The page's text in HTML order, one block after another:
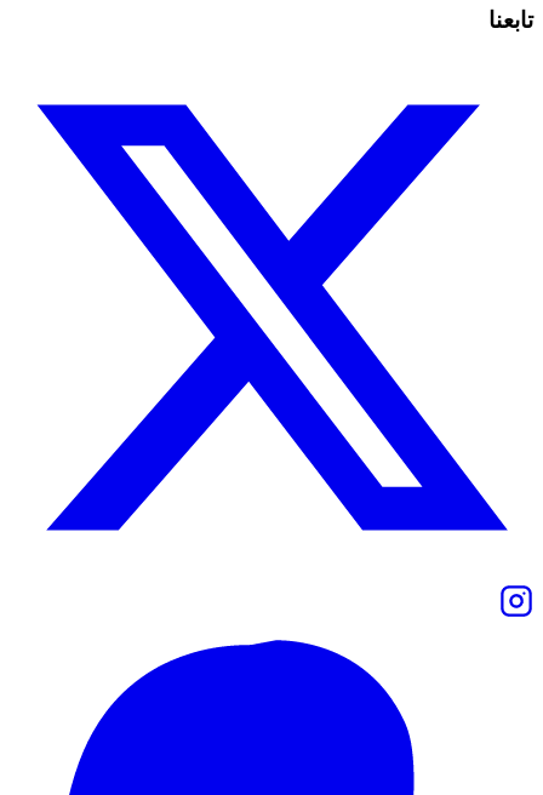
تابعنا